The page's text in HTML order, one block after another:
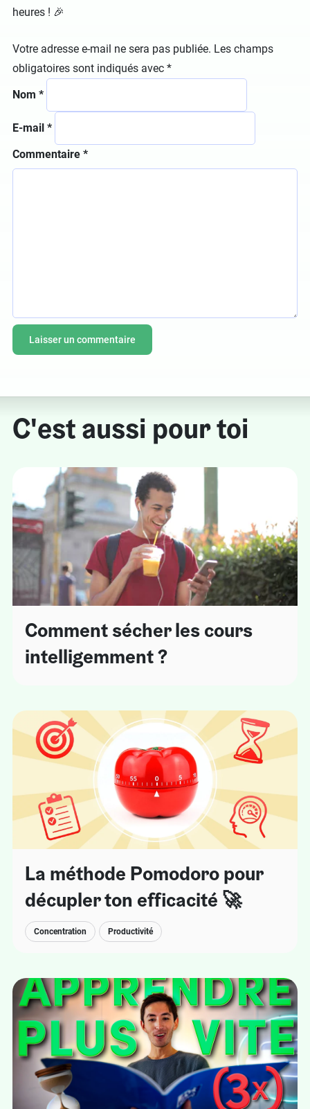
heures ! 🎉
Votre adresse e-mail ne sera pas publiée. Les champs
obligatoires sont indiqués avec *
Commentaire *
Nom *
E-mail *
C'est aussi pour toi
Comment sécher les cours
intelligemment ?
La méthode Pomodoro pour
décupler ton efficacité 🚀
Concentration Productivité